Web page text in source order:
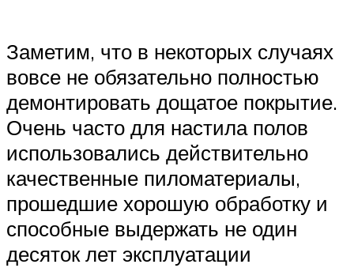
Заметим, что в некоторых случаях
вовсе не обязательно полностью
демонтировать дощатое покрытие.
Очень часто для настила полов
использовались действительно
качественные пиломатериалы,
прошедшие хорошую обработку и
способные выдержать не один
десяток лет эксплуатации